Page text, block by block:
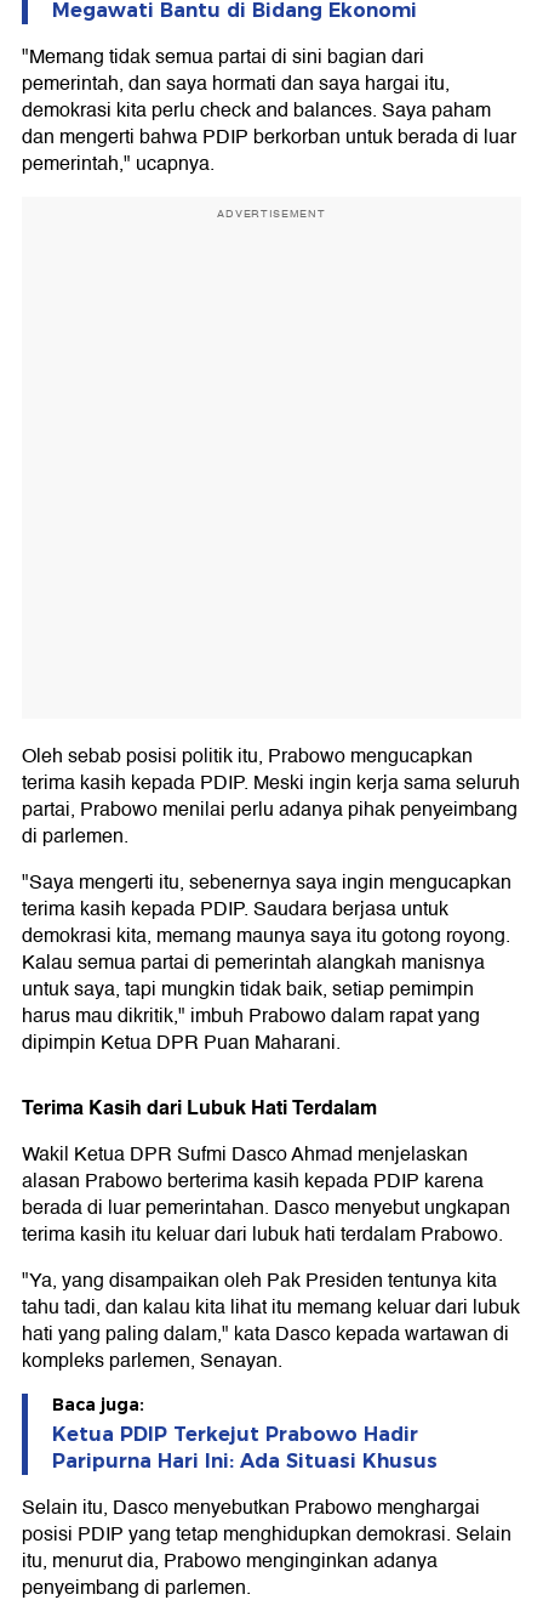
Megawati Bantu di Bidang Ekonomi
"Memang tidak semua partai di sini bagian dari
pemerintah, dan saya hormati dan saya hargai itu,
demokrasi kita perlu check and balances. Saya paham
dan mengerti bahwa PDIP berkorban untuk berada di luar
pemerintah," ucapnya.
ADVERTISEMENT
Oleh sebab posisi politik itu, Prabowo mengucapkan
terima kasih kepada PDIP. Meski ingin kerja sama seluruh
partai, Prabowo menilai perlu adanya pihak penyeimbang
di parlemen.
"Saya mengerti itu, sebenernya saya ingin mengucapkan
terima kasih kepada PDIP. Saudara berjasa untuk
demokrasi kita, memang maunya saya itu gotong royong.
Kalau semua partai di pemerintah alangkah manisnya
untuk saya, tapi mungkin tidak baik, setiap pemimpin
harus mau dikritik," imbuh Prabowo dalam rapat yang
dipimpin Ketua DPR Puan Maharani.
Terima Kasih dari Lubuk Hati Terdalam
Wakil Ketua DPR Sufmi Dasco Ahmad menjelaskan
alasan Prabowo berterima kasih kepada PDIP karena
berada di luar pemerintahan. Dasco menyebut ungkapan
terima kasih itu keluar dari lubuk hati terdalam Prabowo.
"Ya, yang disampaikan oleh Pak Presiden tentunya kita
tahu tadi, dan kalau kita lihat itu memang keluar dari lubuk
hati yang paling dalam," kata Dasco kepada wartawan di
kompleks parlemen, Senayan.
Baca juga:
Ketua PDIP Terkejut Prabowo Hadir
Paripurna Hari Ini: Ada Situasi Khusus
Selain itu, Dasco menyebutkan Prabowo menghargai
posisi PDIP yang tetap menghidupkan demokrasi. Selain
itu, menurut dia, Prabowo menginginkan adanya
penyeimbang di parlemen.